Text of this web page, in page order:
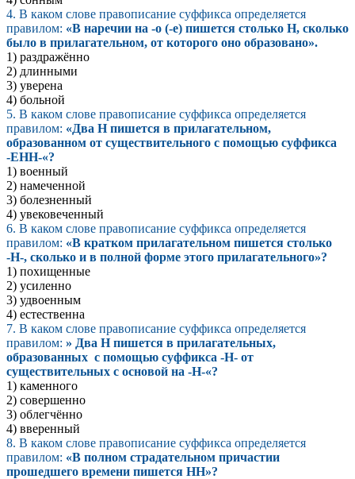
4. В каком слове правописание суффикса определяется
правилом: «В наречии на -о (-е) пишется столько Н, сколько
было в прилагательном, от которого оно образовано».
1) раздражённо
2) длинными
3) уверена
4) больной
5. В каком слове правописание суффикса определяется
правилом: «Два Н пишется в прилагательном,
образованном от существительного с помощью суффикса
-ЕНН-«?
1) военный
2) намеченной
3) болезненный
4) увековеченный
6. В каком слове правописание суффикса определяется
правилом: «В кратком прилагательном пишется столько
-Н-, сколько и в полной форме этого прилагательного»?
1) похищенные
2) усиленно
3) удвоенным
4) естественна
7. В каком слове правописание суффикса определяется
правилом: » Два Н пишется в прилагательных,
образованных с помощью суффикса -Н- от
существительных с основой на -Н-«?
1) каменного
2) совершенно
3) облегчённо
4) вверенный
8. В каком слове правописание суффикса определяется
правилом: «В полном страдательном причастии
прошедшего времени пишется НН»?